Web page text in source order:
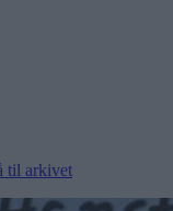
til arkivet